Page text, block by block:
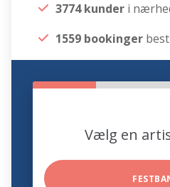
3774 kunder i
1559 bookinger
Vælg en